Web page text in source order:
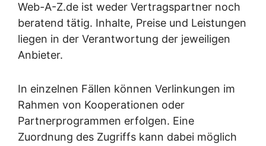
Web-A-Z.de ist weder Vertragspartner noch
beratend tätig. Inhalte, Preise und Leistungen
liegen in der Verantwortung der jeweiligen
Anbieter.
In einzelnen Fällen können Verlinkungen im
Rahmen von Kooperationen oder
Partnerprogrammen erfolgen. Eine
Zuordnung des Zugriffs kann dabei möglich